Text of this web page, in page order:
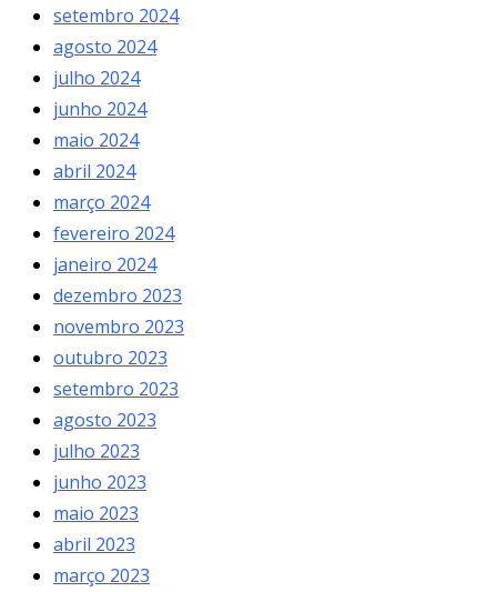
setembro 2024
agosto 2024
julho 2024
junho 2024
maio 2024
abril 2024
março 2024
fevereiro 2024
janeiro 2024
dezembro 2023
novembro 2023
outubro 2023
setembro 2023
agosto 2023
julho 2023
junho 2023
maio 2023
abril 2023
março 2023